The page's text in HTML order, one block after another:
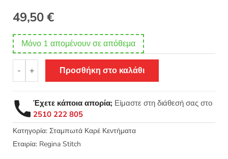
49,50€
Μόνο 1 απομένουν σε απόθεμα
-
Σταμπωτό
Κέντημα
Τα
Μπλε
Παγώνια
90x90
ύφασμα
+ Προσθήκη στο καλάθι
Έχετε κάποια απορία; Είμαστε στη διάθεσή σας στο
2510 222 805
Κατηγορία: Σταμπωτά Καρέ Κεντήματα
Εταιρία: Regina Stitch